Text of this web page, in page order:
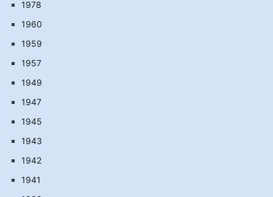
1978
1960
1959
1957
1949
1947
1945
1943
1942
1941